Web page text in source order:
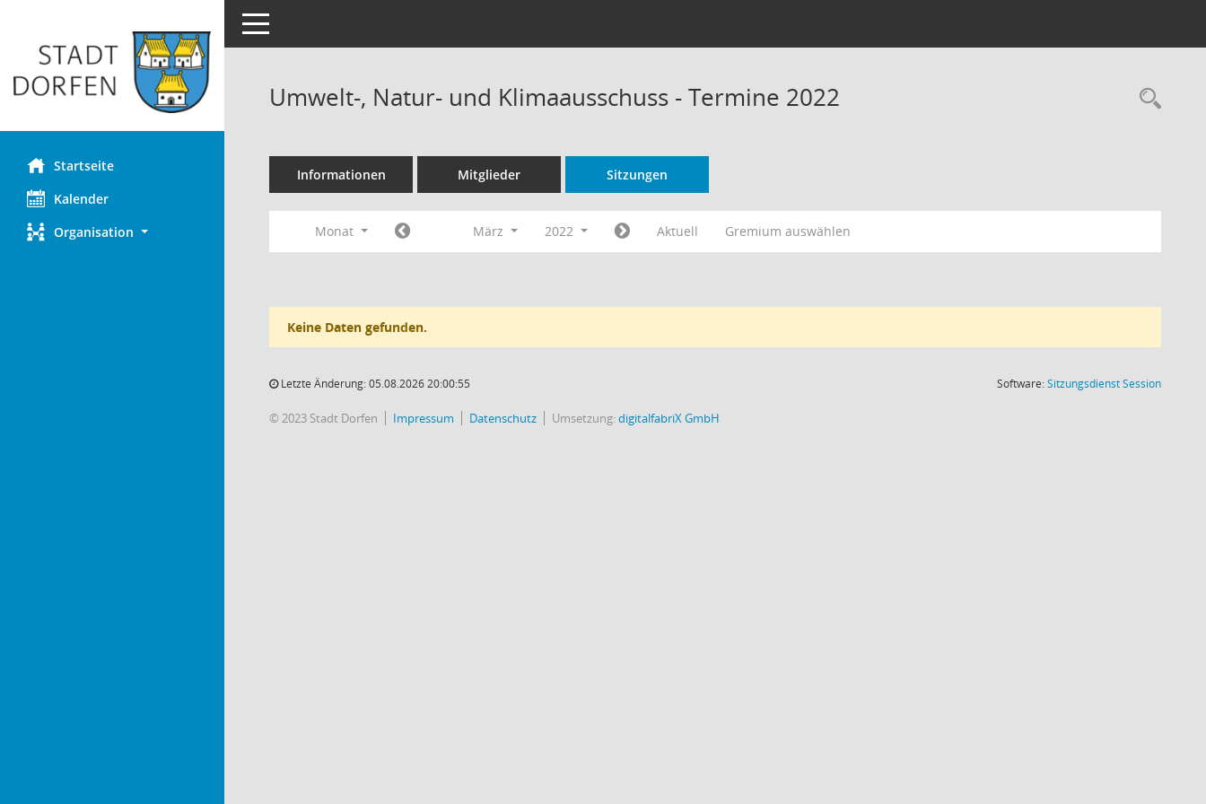
Startseite
Kalender
Organisation
Toggle navigation
Umwelt-, Natur- und Klimaausschuss - Termine 2022
Informationen Mitglieder Sitzungen
Monat März 2022 Aktuell Gremium auswählen
Keine Daten gefunden.
Letzte Änderung: 05.08.2026 20:00:55 Software:SitzungsdienstSession(Wird in
© 2023 Stadt Dorfen Impressum Datenschutz Umsetzung:digitalfabriX GmbH